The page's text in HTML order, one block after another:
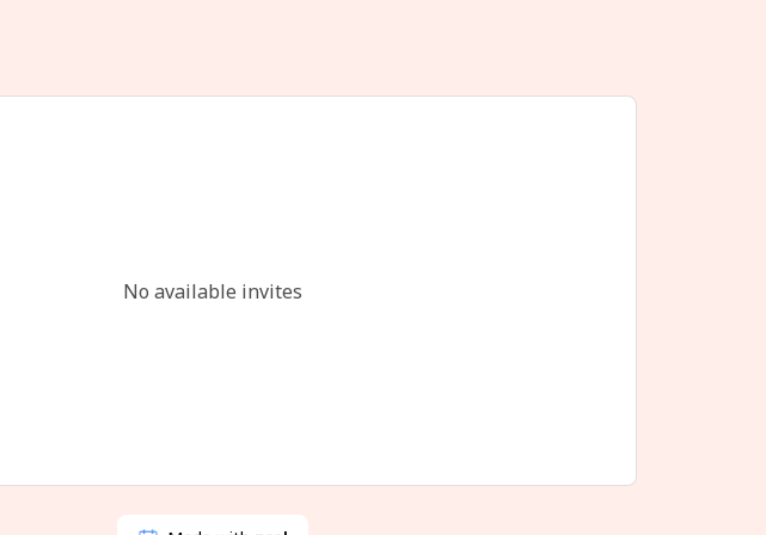
No available invites